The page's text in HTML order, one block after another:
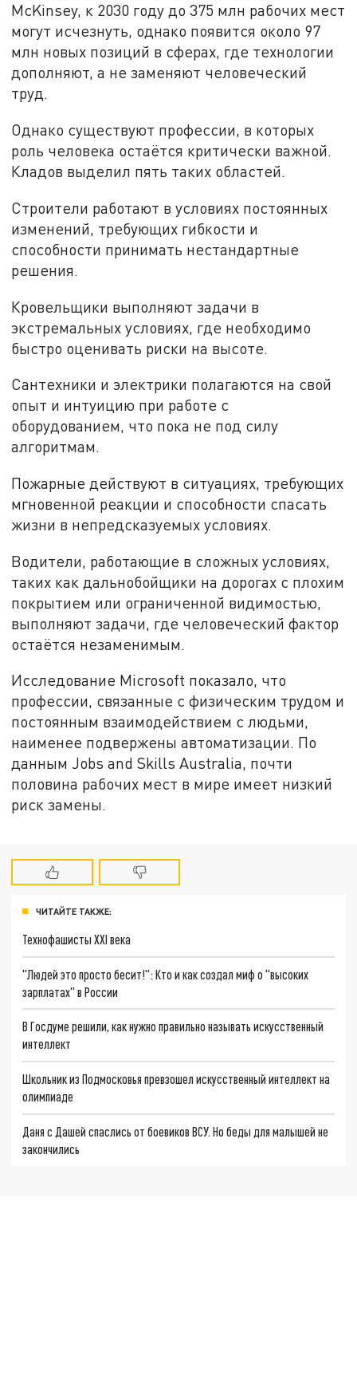
McKinsey, к 2030 году до 375 млн рабочих мест
могут исчезнуть, однако появится около 97
млн новых позиций в сферах, где технологии
дополняют, а не заменяют человеческий
труд.
Однако существуют профессии, в которых
роль человека остаётся критически важной.
Кладов выделил пять таких областей.
Строители работают в условиях постоянных
изменений, требующих гибкости и
способности принимать нестандартные
решения.
Кровельщики выполняют задачи в
экстремальных условиях, где необходимо
быстро оценивать риски на высоте.
Сантехники и электрики полагаются на свой
опыт и интуицию при работе с
оборудованием, что пока не под силу
алгоритмам.
Пожарные действуют в ситуациях, требующих
мгновенной реакции и способности спасать
жизни в непредсказуемых условиях.
Водители, работающие в сложных условиях,
таких как дальнобойщики на дорогах с плохим
покрытием или ограниченной видимостью,
выполняют задачи, где человеческий фактор
остаётся незаменимым.
Исследование Microsoft показало, что
профессии, связанные с физическим трудом и
постоянным взаимодействием с людьми,
наименее подвержены автоматизации. По
данным Jobs and Skills Australia, почти
половина рабочих мест в мире имеет низкий
риск замены.
ЧИТАЙТЕ ТАКЖЕ:
Технофашисты XXI века
"Людей это просто бесит!": Кто и как создал миф о "высоких
зарплатах" в России
В Госдуме решили, как нужно правильно называть искусственный
интеллект
Школьник из Подмосковья превзошел искусственный интеллект на
олимпиаде
Даня с Дашей спаслись от боевиков ВСУ. Но беды для малышей не
закончились